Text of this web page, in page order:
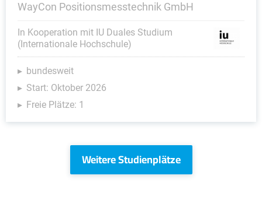
WayCon Positionsmesstechnik GmbH
In Kooperation mit IU Duales Studium
(Internationale Hochschule)
bundesweit
Start: Oktober 2026
Freie Plätze: 1
Weitere Studienplätze